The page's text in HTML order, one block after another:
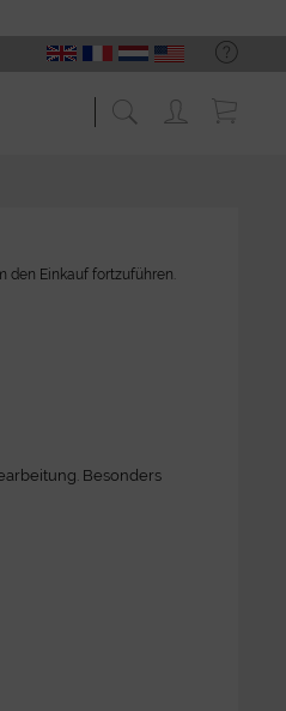
den Einkauf fortzuführen.
Besonders